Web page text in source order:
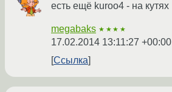
есть ещё kuroo4 - на кутях
megabaks ★★★★
17.02.2014 13:11:27 +00:00
Ссылка